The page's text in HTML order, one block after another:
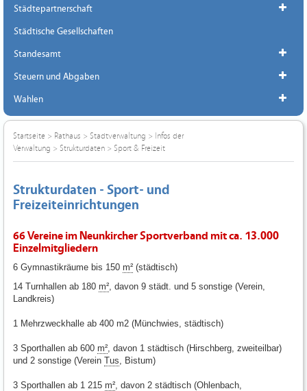
Städtepartnerschaft
Städtische Gesellschaften
Standesamt
Steuern und Abgaben
Wahlen
Startseite > Rathaus > Stadtverwaltung > Infos der
Verwaltung > Strukturdaten > Sport & Freizeit
Strukturdaten - Sport- und
Freizeiteinrichtungen
66 Vereine im Neunkircher Sportverband mit ca. 13.000
Einzelmitgliedern
6 Gymnastikräume bis 150 m² (städtisch)
14 Turnhallen ab 180 m² , davon 9 städt. und 5 sonstige (Verein,
Landkreis)
1 Mehrzweckhalle ab 400 m2 (Münchwies, städtisch)
3 Sporthallen ab 600 m² , davon 1 städtisch (Hirschberg, zweiteilbar)
und 2 sonstige (Verein Tus , Bistum)
3 Sporthallen ab 1 215 m² , davon 2 städtisch (Ohlenbach,